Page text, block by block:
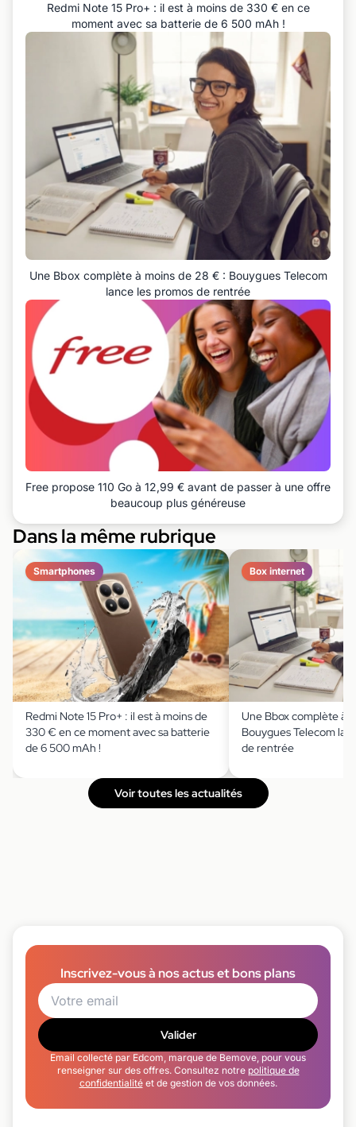
Redmi Note 15 Pro+ : il est à moins de 330 € en ce
moment avec sa batterie de 6 500 mAh !
Une Bbox complète à moins de 28 € : Bouygues Telecom
lance les promos de rentrée
Free propose 110 Go à 12,99 € avant de passer à une offre
beaucoup plus généreuse
Dans la même rubrique
Smartphones
Redmi Note 15 Pro+ : il est à moins de
330 € en ce moment avec sa batterie
de 6 500 mAh !
Box internet
Une Bbox complète à
Bouygues Telecom
de rentrée
Voir toutes les actualités
Inscrivez-vous à nos actus et bons plans
Valider
Email collecté par Edcom, marque de Bemove, pour vous
renseigner sur des offres. Consultez notre politique de
confidentialitéet de gestion de vos données.